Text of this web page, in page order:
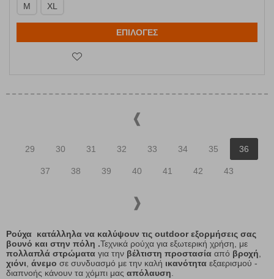
M
XL
ΕΠΙΛΟΓΕΣ
29 30 31 32 33 34 35 36
37 38 39 40 41 42 43
Ρούχα κατάλληλα να καλύψουν τις outdoor εξορμήσεις σας
βουνό και στην πόλη .Τεχνικά ρούχα για εξωτερική χρήση, με
πολλαπλά στρώματα για την βέλτιστη προστασία από βροχή
χιόνι άνεμο σε συνδυασμό με την καλή ικανότητα εξαερισμού -
διαπνοής κάνουν τα χόμπι μας απόλαυση